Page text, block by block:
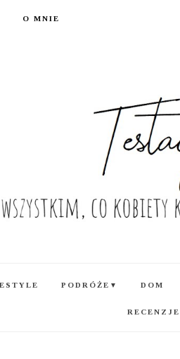
O MNIE
PODRÓŻE ▼ DOM
RECENZJE